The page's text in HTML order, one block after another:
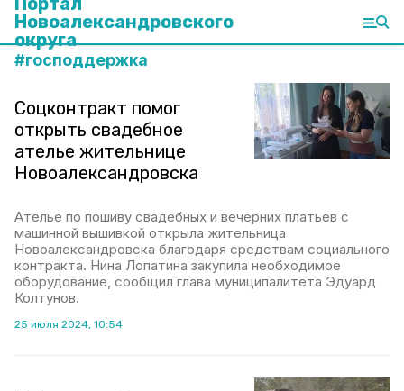
Новоалександровского
округа
#господдержка
Соцконтракт помог
открыть свадебное
ателье жительнице
Новоалександровска
Ателье по пошиву свадебных и вечерних платьев с
машинной вышивкой открыла жительница
Новоалександровска благодаря средствам социального
контракта. Нина Лопатина закупила необходимое
оборудование, сообщил глава муниципалитета Эдуард
Колтунов.
25 июля 2024, 10:54